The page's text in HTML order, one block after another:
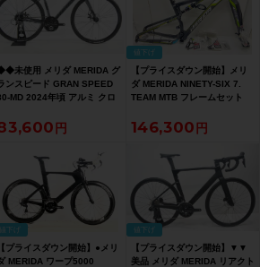
未使用 メリダ MERIDA グ
ンスピード GRAN SPEED
MD 2024年頃 アルミ クロ
ACERA MIX 3x8
速（サイクルパラダイス大阪
値下げ
【プライスダウン開始】メリ
ダ MERIDA NINETY-SIX 7.
TEAM MTB フレームセット
買い得SALE】
146,300
値下げ
【プライスダウン開始】●メリ
MERIDA ワープ5000
値下げ
【プライスダウン開始】▼▼
美品 メリダ MERIDA リアクト